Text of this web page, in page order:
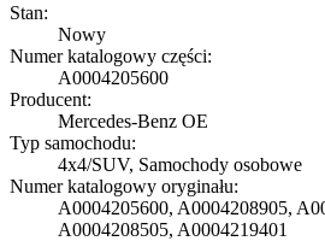
Stan:
Nowy
Numer katalogowy części:
A0004205600
Producent:
Mercedes-Benz OE
Typ samochodu:
4x4/SUV, Samochody osobowe
Numer katalogowy oryginału:
A0004205600, A0004208905,
A0004208505, A0004219401